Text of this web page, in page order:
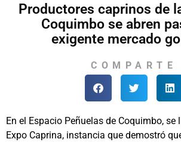
Productores caprinos de
Coquimbo se abren
exigente mercado
COMPARTE
En el Espacio Peñuelas de Coquimbo, se
Expo Caprina, instancia que demostró